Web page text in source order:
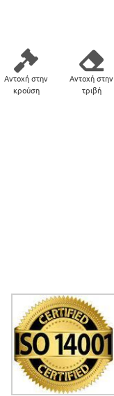
Αντοχή στην
κρούση
Αντοχή στην
τριβή